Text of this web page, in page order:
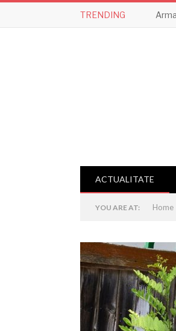
TRENDING
ACTUALITATE
YOU ARE AT: Home